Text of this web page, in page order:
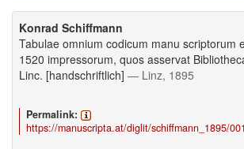
Konrad Schiffmann
Tabulae omnium codicum manu scriptorum
1520 impressorum, quos asservat
Linc. [handschriftlich] — Linz, 1895
Permalink:
https://manuscripta.at/diglit/schiffmann_1895/